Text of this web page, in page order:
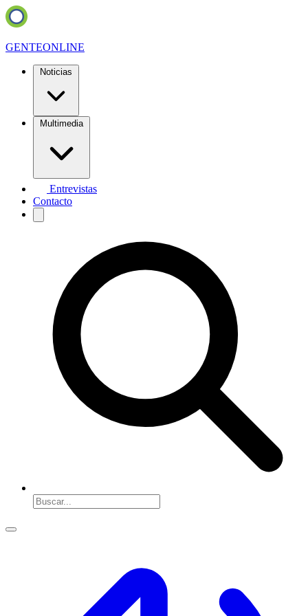
GENTEONLINE
Noticias
Multimedia
Entrevistas
Contacto